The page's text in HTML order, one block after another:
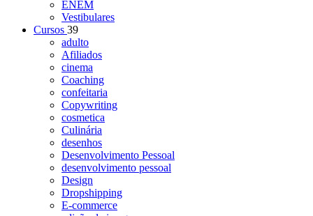
ENEM
Vestibulares
Cursos 39
adulto
Afiliados
cinema
Coaching
confeitaria
Copywriting
cosmetica
Culinária
desenhos
Desenvolvimento Pessoal
desenvolvimento pessoal
Design
Dropshipping
E-commerce